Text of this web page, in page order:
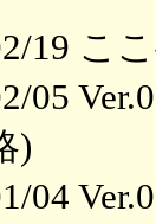
19 こ
05
)
04